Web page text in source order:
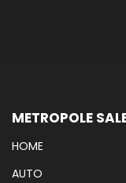
METROPOLE
HOME
AUTO